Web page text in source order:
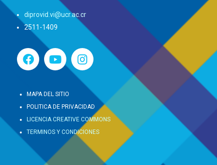
diprovid.vi@ucr.ac.cr
2511-1409
MAPA DEL SITIO
POLITICA DE PRIVACIDAD
LICENCIA CREATIVE COMMONS
TERMINOS Y CONDICIONES